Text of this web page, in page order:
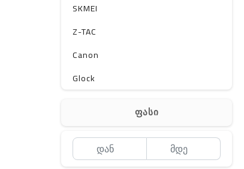
SKMEI
Z-TAC
Canon
Glock
Lancer Tactical
ფასი